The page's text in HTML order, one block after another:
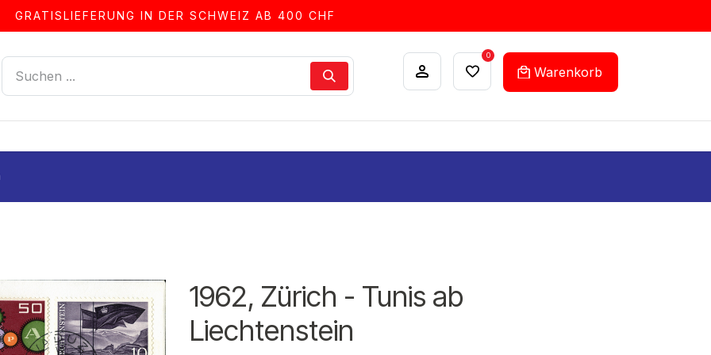
GRATISLIEFERUNG IN DER SCHWEIZ AB 400 CHF
0
Warenkorb
1962, Zürich - Tunis ab
Liechtenstein